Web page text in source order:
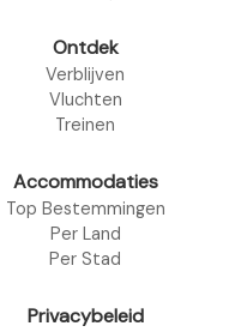
Ontdek
Verblijven
Vluchten
Treinen
Accommodaties
Top Bestemmingen
Per Land
Per Stad
Privacybeleid